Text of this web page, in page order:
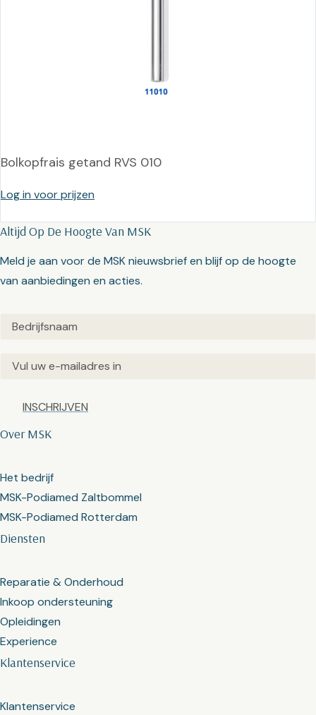
Bolkopfrais getand RVS 010
Log in voor prijzen
Klantenservice
Klantenservice
Diensten
Reparatie & Onderhoud
Inkoop ondersteuning
Opleidingen
Experience
Over MSK
Het bedrijf
MSK-Podiamed Zaltbommel
MSK-Podiamed Rotterdam
Altijd Op De Hoogte Van MSK
Meld je aan voor de MSK nieuwsbrief en blijf op de hoogte
van aanbiedingen en acties.
Untitled(Vereist)
Email(Vereist)
Captcha